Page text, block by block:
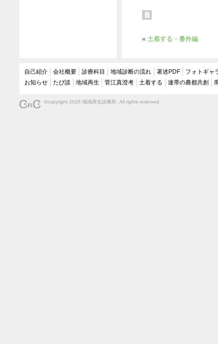
«土着する・番外編
自己紹介 会社概要 診療科目 地域診断の流れ 著述PDF
フォトギャ
お知らせ
たび談 地域再生 菅江真澄考 土着する 連帯の農都共創
©copyright 2026 地域再生診療所. All rights reserved.